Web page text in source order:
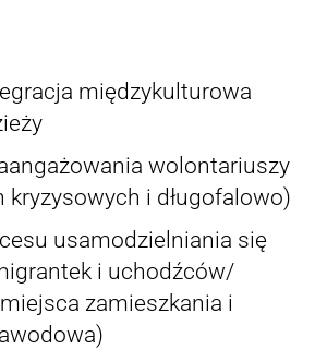
międzykulturowa
wolontariuszy
kryzysowych i długofalowo)
usamodzielniania się
i uchodźców/
zamieszkania i